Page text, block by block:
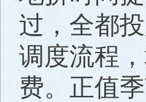
过，全都
调度流程
费。正值